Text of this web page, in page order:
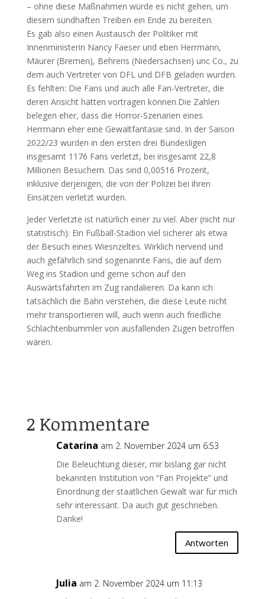
– ohne diese Maßnahmen würde es nicht gehen, um
diesem sündhaften Treiben ein Ende zu bereiten.
Es gab also einen Austausch der Politiker mit
Innenministerin Nancy Faeser und eben Herrmann,
Mäurer (Bremen), Behrens (Niedersachsen) unc Co., zu
dem auch Vertreter von DFL und DFB geladen wurden.
Es fehlten: Die Fans und auch alle Fan-Vertreter, die
deren Ansicht hätten vortragen können.Die Zahlen
belegen eher, dass die Horror-Szenarien eines
Herrmann eher eine Gewaltfantasie sind. In der Saison
2022/23 wurden in den ersten drei Bundesligen
insgesamt 1176 Fans verletzt, bei insgesamt 22,8
Millionen Besuchern. Das sind 0,00516 Prozent,
inklusive derjenigen, die von der Polizei bei ihren
Einsätzen verletzt wurden.
Jeder Verletzte ist natürlich einer zu viel. Aber (nicht nur
statistisch): Ein Fußball-Stadion viel sicherer als etwa
der Besuch eines Wiesnzeltes. Wirklich nervend und
auch gefährlich sind sogenannte Fans, die auf dem
Weg ins Stadion und gerne schon auf den
Auswärtsfahrten im Zug randalieren. Da kann ich
tatsächlich die Bahn verstehen, die diese Leute nicht
mehr transportieren will, auch wenn auch friedliche
Schlachtenbummler von ausfallenden Zügen betroffen
wären.
2 Kommentare
Catarina am 2. November 2024 um 6:53
Die Beleuchtung dieser, mir bislang gar nicht
bekannten Institution von “Fan Projekte” und
Einordnung der staatlichen Gewalt war für mich
sehr interessant. Da auch gut geschrieben.
Danke!
Antworten
Julia am 2. November 2024 um 11:13